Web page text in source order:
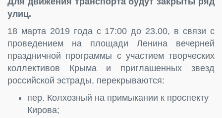
улиц.
18 марта 2019 года с 17:00 до 23.00, в связи с
проведением на площади Ленина вечерней
праздничной программы с участием творческих
коллективов Крыма и приглашенных звезд
российской эстрады, перекрываются:
пер. Колхозный на примыкании к проспекту
Кирова;